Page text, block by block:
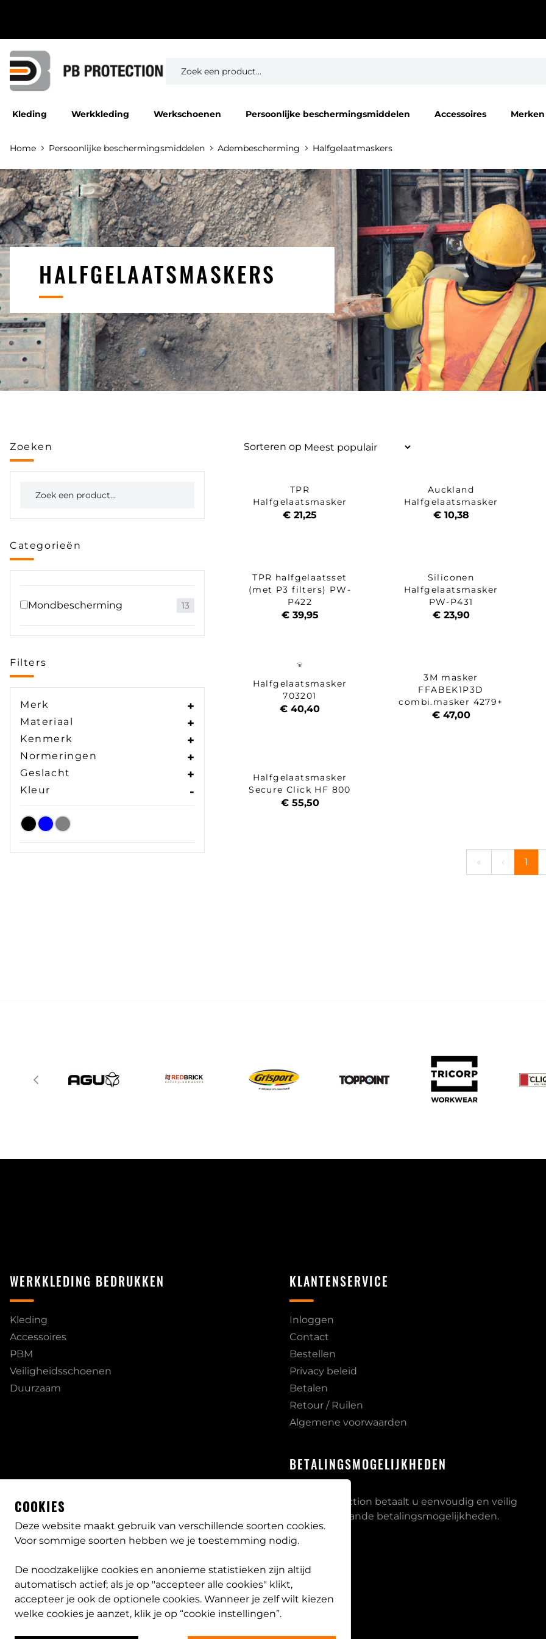
Kleding Werkkleding Werkschoenen Persoonlijke beschermingsmiddelen Accessoires Merken
Home Persoonlijke beschermingsmiddelen Adembescherming Halfgelaatmaskers
HALFGELAATSMASKERS
Zoeken
Categorieën
Mondbescherming 13
Filters
Merk +
Materiaal +
Kenmerk +
Normeringen +
Geslacht +
Kleur -
Sorteren op
TPR
Halfgelaatsmasker
€ 21,25
Auckland
Halfgelaatsmasker
€ 10,38
TPR halfgelaatsset
(met P3 filters) PW-
P422
€ 39,95
Siliconen
Halfgelaatsmasker
PW-P431
€ 23,90
Halfgelaatsmasker
703201
€ 40,40
3M masker
FFABEK1P3D
combi.masker 4279+
€ 47,00
Halfgelaatsmasker
Secure Click HF 800
€ 55,50
« ‹ 1
WERKKLEDING BEDRUKKEN
Kleding
Accessoires
PBM
Veiligheidsschoenen
Duurzaam
KLANTENSERVICE
Inloggen
Contact
Bestellen
Privacy beleid
Betalen
Retour / Ruilen
Algemene voorwaarden
BETALINGSMOGELIJKHEDEN
Bij PB Protection betaalt u eenvoudig en veilig
via onderstaande betalingsmogelijkheden.
COOKIES
Deze website maakt gebruik van verschillende soorten cookies.
Voor sommige soorten hebben we je toestemming nodig.
De noodzakelijke cookies en anonieme statistieken zijn altijd
automatisch actief; als je op "accepteer alle cookies" klikt,
accepteer je ook de optionele cookies. Wanneer je zelf wilt kiezen
welke cookies je aanzet, klik je op “cookie instellingen”.